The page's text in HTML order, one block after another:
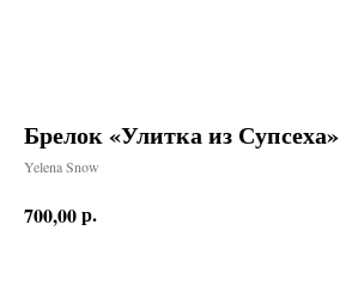
Брелок «Улитка из Супсеха»
Yelena Snow
700,00р.